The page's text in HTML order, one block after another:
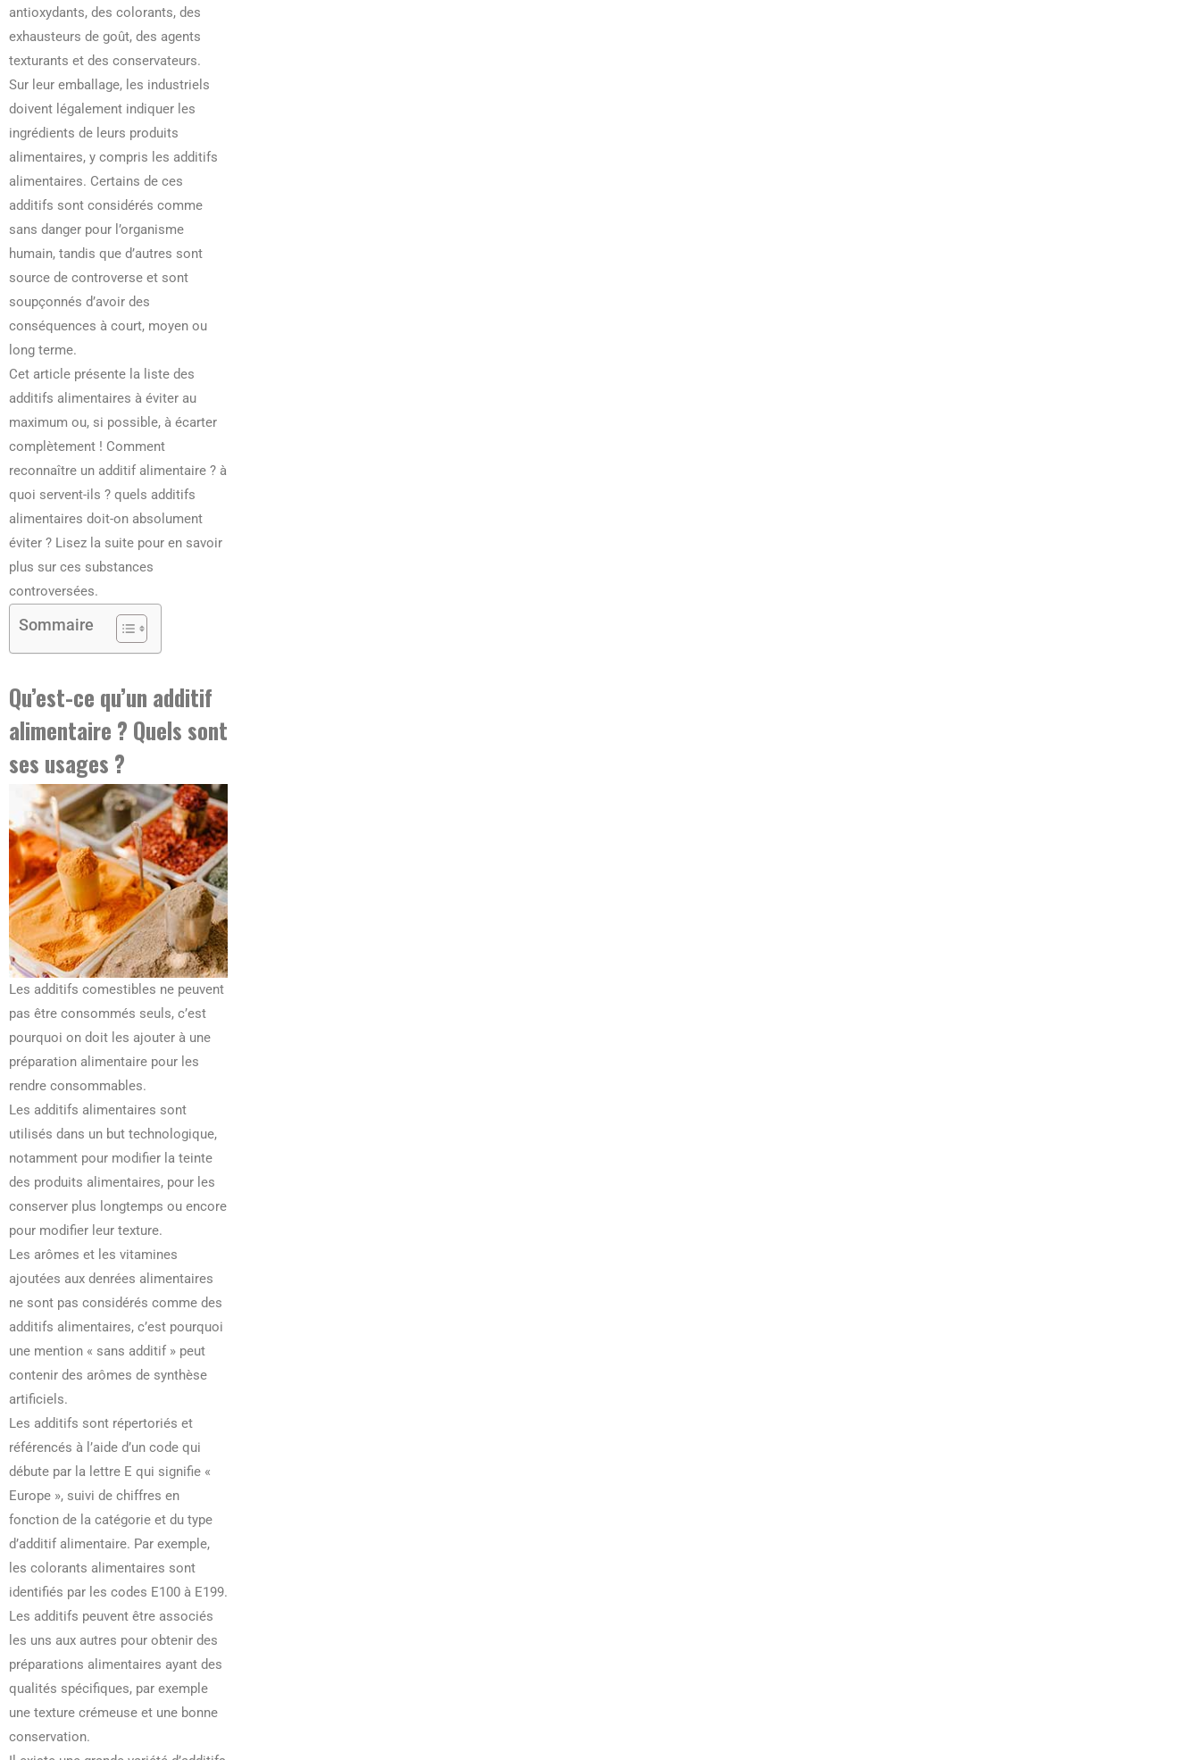
antioxydants, des colorants, des
exhausteurs de goût, des agents
texturants et des conservateurs.
Sur leur emballage, les industriels
doivent légalement indiquer les
ingrédients de leurs produits
alimentaires, y compris les additifs
alimentaires. Certains de ces
additifs sont considérés comme
sans danger pour l’organisme
humain, tandis que d’autres sont
source de controverse et sont
soupçonnés d’avoir des
conséquences à court, moyen ou
long terme.
Cet article présente la liste des
additifs alimentaires à éviter au
maximum ou, si possible, à écarter
complètement ! Comment
reconnaître un additif alimentaire ? à
quoi servent-ils ? quels additifs
alimentaires doit-on absolument
éviter ? Lisez la suite pour en savoir
plus sur ces substances
controversées.
Sommaire
Qu’est-ce qu’un additif
alimentaire ? Quels sont
ses usages ?
Les additifs comestibles ne peuvent
pas être consommés seuls, c’est
pourquoi on doit les ajouter à une
préparation alimentaire pour les
rendre consommables.
Les additifs alimentaires sont
utilisés dans un but technologique,
notamment pour modifier la teinte
des produits alimentaires, pour les
conserver plus longtemps ou encore
pour modifier leur texture.
Les arômes et les vitamines
ajoutées aux denrées alimentaires
ne sont pas considérés comme des
additifs alimentaires, c’est pourquoi
une mention « sans additif » peut
contenir des arômes de synthèse
artificiels.
Les additifs sont répertoriés et
référencés à l’aide d’un code qui
débute par la lettre E qui signifie «
Europe », suivi de chiffres en
fonction de la catégorie et du type
d’additif alimentaire. Par exemple,
les colorants alimentaires sont
identifiés par les codes E100 à E199.
Les additifs peuvent être associés
les uns aux autres pour obtenir des
préparations alimentaires ayant des
qualités spécifiques, par exemple
une texture crémeuse et une bonne
conservation.